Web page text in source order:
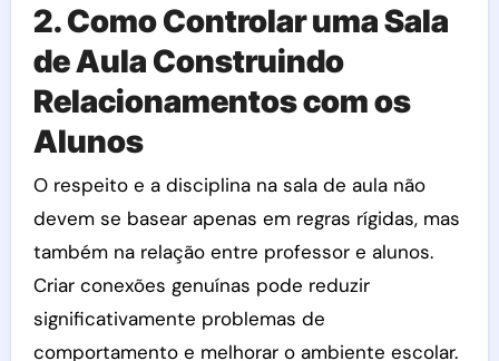
2.Como Controlar uma Sala
de Aula Construindo
Relacionamentos com os
Alunos
O respeito e a disciplina na sala de aula não
devem se basear apenas em regras rígidas, mas
também na relação entre professor e alunos.
Criar conexões genuínas pode reduzir
significativamente problemas de
comportamento e melhorar o ambiente escolar.